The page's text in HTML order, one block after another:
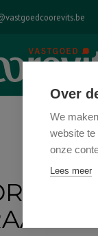
Over
We
website te
onze
Lees meer